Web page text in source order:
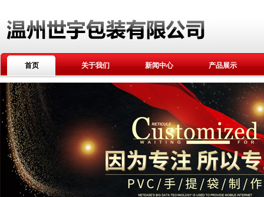
首页 关于我们 新闻中心 产品展示